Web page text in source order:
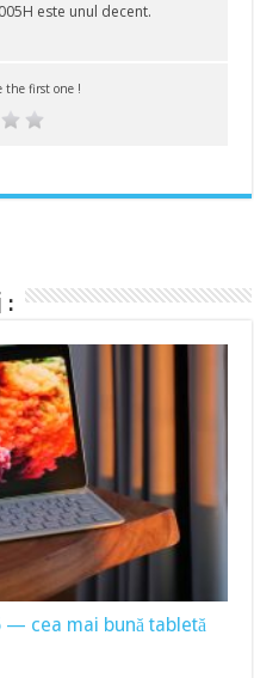
este unul decent.
the first one !
:
— cea mai bună tabletă